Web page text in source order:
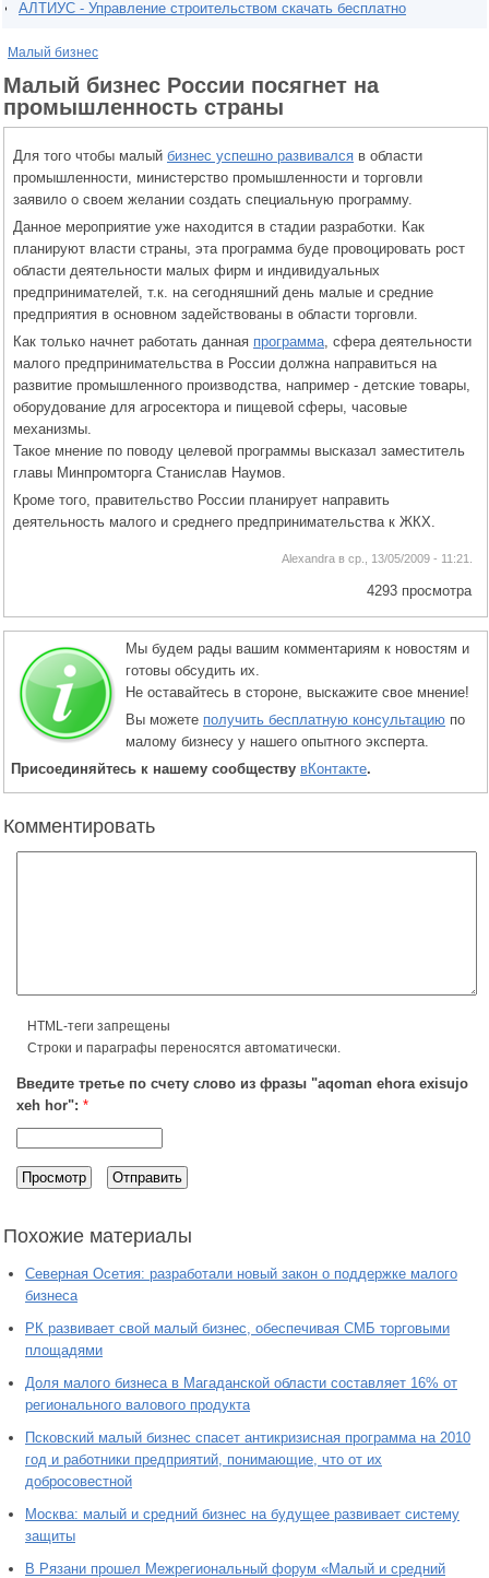
АЛТИУС - Управление строительством скачать бесплатно
Малый бизнес
Малый бизнес России посягнет на
промышленность страны
Для того чтобы малый бизнес успешно развивался в области
промышленности, министерство промышленности и торговли
заявило о своем желании создать специальную программу.
Данное мероприятие уже находится в стадии разработки. Как
планируют власти страны, эта программа буде провоцировать рост
области деятельности малых фирм и индивидуальных
предпринимателей, т.к. на сегодняшний день малые и средние
предприятия в основном задействованы в области торговли.
Как только начнет работать данная программа , сфера деятельности
малого предпринимательства в России должна направиться на
развитие промышленного производства, например - детские товары,
оборудование для агросектора и пищевой сферы, часовые
механизмы.
Такое мнение по поводу целевой программы высказал заместитель
главы Минпромторга Станислав Наумов.
Кроме того, правительство России планирует направить
деятельность малого и среднего предпринимательства к ЖКХ.
Alexandra в ср., 13/05/2009 - 11:21.
4293 просмотра
Мы будем рады вашим комментариям к новостям и
готовы обсудить их.
Не оставайтесь в стороне, выскажите свое мнение!
Вы можете получить бесплатную консультацию по
малому бизнесу у нашего опытного эксперта.
Присоединяйтесь к нашему сообществу вКонтакте.
Комментировать
HTML-теги запрещены
Строки и параграфы переносятся автоматически.
Введите третье по счету слово из фразы "aqoman ehora exisujo
xeh hor": *
Похожие материалы
Северная Осетия: разработали новый закон о поддержке малого
бизнеса
РК развивает свой малый бизнес, обеспечивая СМБ торговыми
площадями
Доля малого бизнеса в Магаданской области составляет 16% от
регионального валового продукта
Псковский малый бизнес спасет антикризисная программа на 2010
год и работники предприятий, понимающие, что от их
добросовестной
Москва: малый и средний бизнес на будущее развивает систему
защиты
В Рязани прошел Межрегиональный форум «Малый и средний